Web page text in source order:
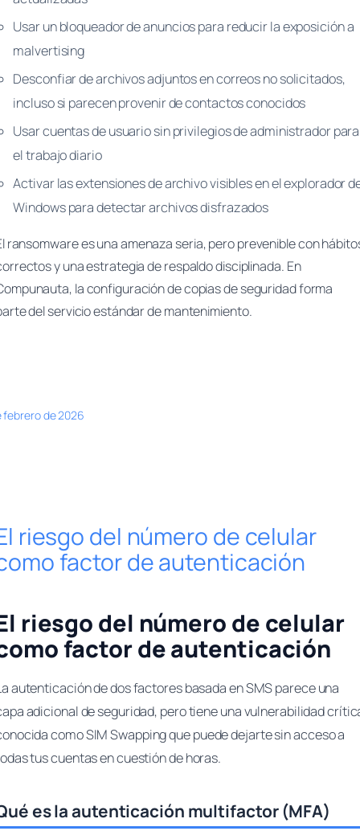
Usar un bloqueador de anuncios para reducir la exposición a
malvertising
Desconfiar de archivos adjuntos en correos no solicitados,
incluso si parecen provenir de contactos conocidos
Usar cuentas de usuario sin privilegios de administrador para
el trabajo diario
Activar las extensiones de archivo visibles en el explorador
Windows para detectar archivos disfrazados
ransomware es una amenaza seria, pero prevenible con
y una estrategia de respaldo disciplinada. En
la configuración de copias de seguridad forma
del servicio estándar de mantenimiento.
febrero de 2026
riesgo del número de celular
factor de autenticación
riesgo del número de celular
factor de autenticación
autenticación de dos factores basada en SMS parece una
adicional de seguridad, pero tiene una vulnerabilidad
como SIM Swapping que puede dejarte sin acceso a
tus cuentas en cuestión de horas.
es la autenticación multifactor (MFA)